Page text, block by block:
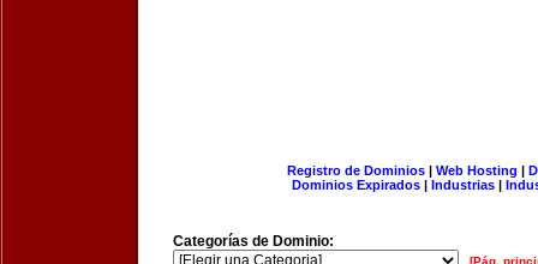
Registro de Dominios| Web Hosting |
Dominios Expirados | Industrias |
Categorías de Dominio:
[Pág.